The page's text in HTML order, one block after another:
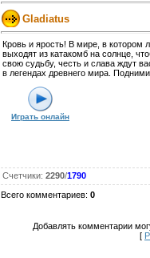
Gladiatus
Кровь и ярость! В мире, в котором
выходят из катакомб на солнце,
свою судьбу, честь и слава ждут
в легендах древнего мира.
Играть онлайн
Счетчики: 2290/1790
Всего комментариев: 0
Добавлять комментарии
[